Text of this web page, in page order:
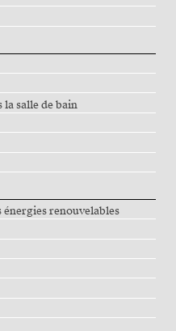
salle de bain
énergies renouvelables